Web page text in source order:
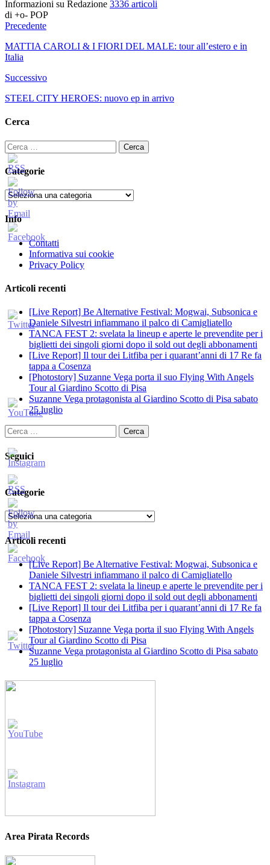
Informazioni su Redazione 3336 articoli
di +o- POP
Precedente
MATTIA CAROLI & I FIORI DEL MALE: tour all’estero e in
Italia
Successivo
STEEL CITY HEROES: nuovo ep in arrivo
Cerca
Ricerca
per:
Categorie
Categorie
Info
Contatti
Informativa sui cookie
Privacy Policy
Articoli recenti
[Live Report] Be Alternative Festival: Mogwai, Subsonica e
Daniele Silvestri infiammano il palco di Camigliatello
TANCA FEST 2: svelata la lineup e aperte le prevendite per i
biglietti dei singoli giorni dopo il sold out degli abbonamenti
[Live Report] Il tour dei Litfiba per i quarant’anni di 17 Re fa
tappa a Cosenza
[Photostory] Suzanne Vega porta il suo Flying With Angels
Tour al Giardino Scotto di Pisa
Suzanne Vega protagonista al Giardino Scotto di Pisa sabato
25 luglio
Ricerca
per:
Seguici
Categorie
Categorie
Articoli recenti
[Live Report] Be Alternative Festival: Mogwai, Subsonica e
Daniele Silvestri infiammano il palco di Camigliatello
TANCA FEST 2: svelata la lineup e aperte le prevendite per i
biglietti dei singoli giorni dopo il sold out degli abbonamenti
[Live Report] Il tour dei Litfiba per i quarant’anni di 17 Re fa
tappa a Cosenza
[Photostory] Suzanne Vega porta il suo Flying With Angels
Tour al Giardino Scotto di Pisa
Suzanne Vega protagonista al Giardino Scotto di Pisa sabato
25 luglio
Area Pirata Records